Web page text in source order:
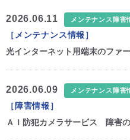
2026.06.11 メンテナンス障害
［メンテナンス情報］
光インターネット用端末のファ
2026.06.09 メンテナンス障害
［障害情報］
ＡＩ防犯カメラサービス 障害の